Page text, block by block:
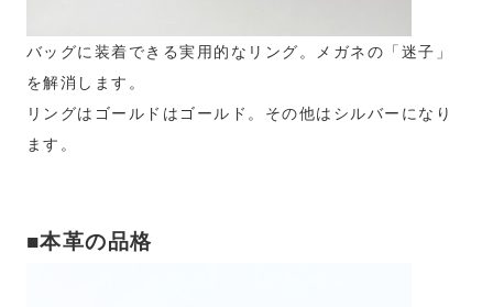
バッグに装着できる実用的なリング。メガネの「迷子」
を解消します。
リングはゴールドはゴールド。その他はシルバーになり
ます。
■本革の品格